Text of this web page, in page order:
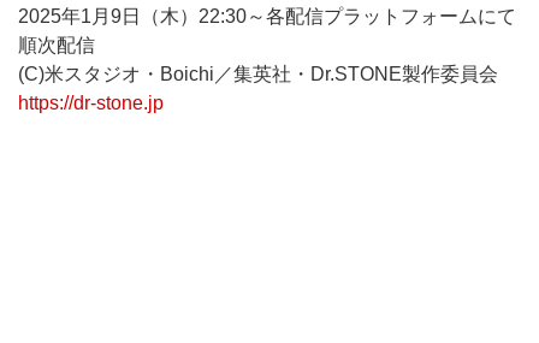
2025年1月9日（木）22:30～各配信プラットフォームにて
順次配信
(C)米スタジオ・Boichi／集英社・Dr.STONE製作委員会
https://dr-stone.jp